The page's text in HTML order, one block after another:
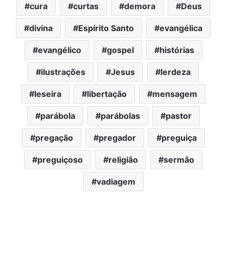
cura curtas demora Deus
divina Espírito Santo evangélica
evangélico gospel histórias
ilustrações Jesus lerdeza
leseira libertação mensagem
parábola parábolas pastor
pregação pregador preguiça
preguiçoso religião sermão
vadiagem